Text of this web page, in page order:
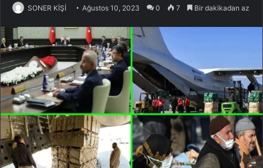
SONER KİŞİ Ağustos 10, 2023 0 7 Bir dakikadan az